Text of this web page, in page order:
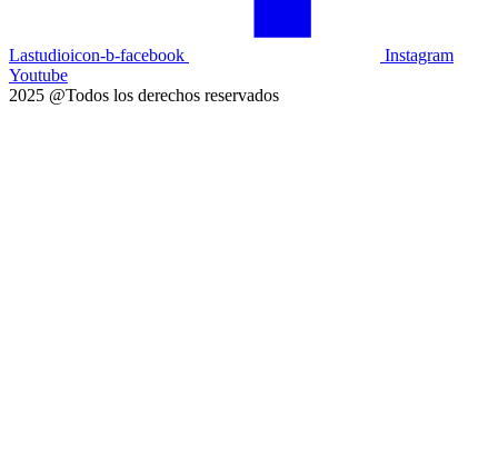
Lastudioicon-b-facebook
Instagram
Youtube
2025 @Todos los derechos reservados